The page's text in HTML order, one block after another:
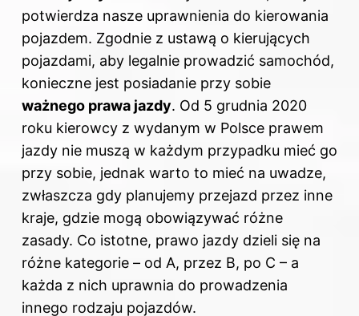
potwierdza nasze uprawnienia do kierowania
pojazdem. Zgodnie z ustawą o kierujących
pojazdami, aby legalnie prowadzić samochód,
konieczne jest posiadanie przy sobie
ważnego prawa jazdy. Od 5 grudnia 2020
roku kierowcy z wydanym w Polsce prawem
jazdy nie muszą w każdym przypadku mieć go
przy sobie, jednak warto to mieć na uwadze,
zwłaszcza gdy planujemy przejazd przez inne
kraje, gdzie mogą obowiązywać różne
zasady. Co istotne, prawo jazdy dzieli się na
różne kategorie – od A, przez B, po C – a
każda z nich uprawnia do prowadzenia
innego rodzaju pojazdów.